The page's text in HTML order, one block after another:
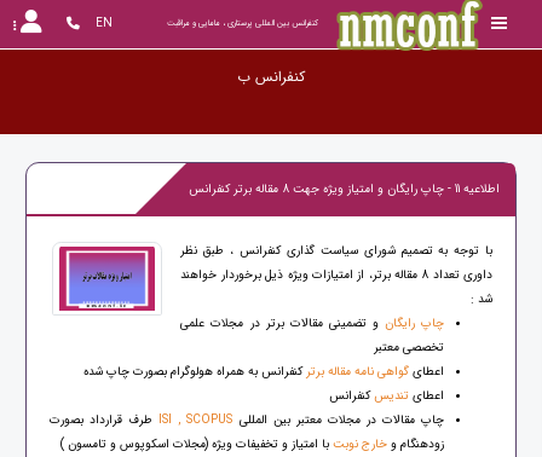
کنفرانس بین المللی پرستاری ، مامایی و مراقبت EN
کنف
اطلاعیه 11 - چاپ رایگان و امتیاز ویژه جهت 8 مقاله برتر کنفرانس
با توجه به تصمیم شورای سیاست گذاری کنفرانس ، طبق نظر
داوری تعداد 8 مقاله برتر، از امتیازات ویژه ذیل برخوردار خواهند
شد :
چاپ رایگانو تضمینی مقالات برتر در مجلات علمی
تخصصی معتبر
اعطای گواهی نامه مقاله برتر کنفرانس به همراه هولوگرام بصورت چاپ شده
اعطای تندیسکنفرانس
چاپ مقالات در مجلات معتبر بین المللی ISI , SCOPUS طرف قرارداد بصورت
زودهنگام و خارج نوبتبا امتیاز و تخفیفات ویژه (مجلات اسکوپوس و تامسون )